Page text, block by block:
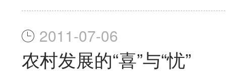
2011-07-06
农村发展的“喜”与“忧”